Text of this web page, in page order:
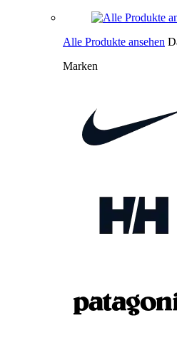
Alle Produkte ansehen
Marken